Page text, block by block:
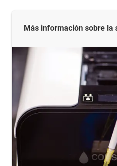
Más información sobre la